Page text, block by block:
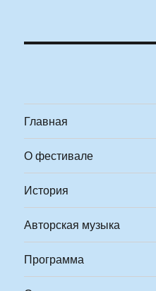
Главная
О фестивале
История
Авторская музыка
Программа